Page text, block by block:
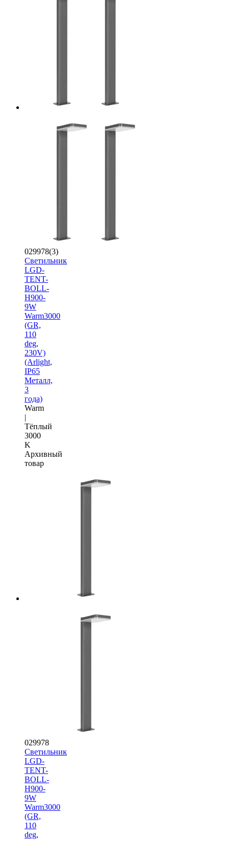
029978(3)
Светильник
LGD-
TENT-
BOLL-
H900-
9W
Warm3000
(GR,
110
deg,
230V)
(Arlight,
IP65
Металл,
3
года)
Warm
|
Тёплый
3000
K
Архивный
товар
029978
Светильник
LGD-
TENT-
BOLL-
H900-
9W
Warm3000
(GR,
110
deg,